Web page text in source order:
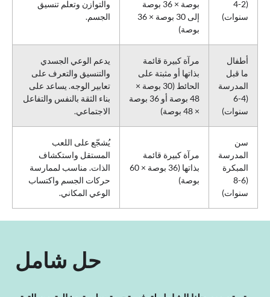
(2-4
سنوات)
بوصة × 36 بوصة
إلى 30 بوصة × 36
بوصة)
والتوازن وتعلم تنسيق
الجسم.
أطفال
ما قبل
المدرسة
(4-6
سنوات)
مرآة كبيرة قائمة
بذاتها أو مثبتة على
الحائط (30 بوصة ×
48 بوصة أو 36 بوصة
× 48 بوصة)
يدعم الوعي الجسدي
والتنسيق والتعرف على
تعابير الوجه. يساعد على
بناء الثقة بالنفس والتفاعل
الاجتماعي.
سن
المدرسة
المبكرة
(6-8
سنوات)
مرآة كبيرة قائمة
بذاتها (36 بوصة × 60
بوصة)
يُشجّع على اللعب
المستقل واستكشاف
الذات. مناسب لممارسة
حركات الجسم واكتساب
الوعي المكاني.
حل شامل